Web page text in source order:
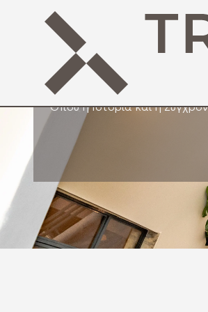
Αγίας
Όπου η Ιστορία και η